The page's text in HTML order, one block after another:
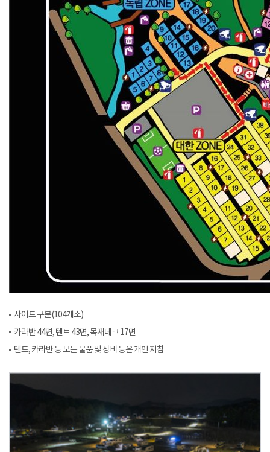
사이트 구분(104개소)
카라반 44면, 텐트 43면, 목재데크 17면
텐트, 카라반 등 모든 물품 및 장비 등은 개인 지참